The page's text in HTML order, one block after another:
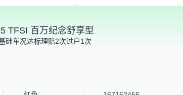
TFSI 百万纪念舒享型
础车况达标理赔2次过户1次